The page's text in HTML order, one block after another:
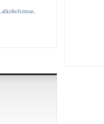
,alkoholizmas